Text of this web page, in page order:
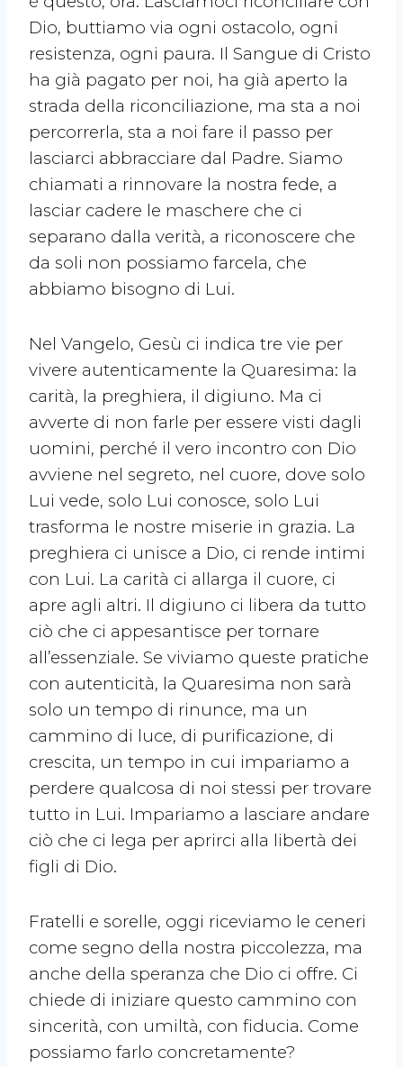
Dio, buttiamo via ogni ostacolo, ogni
resistenza, ogni paura. Il Sangue di Cristo
ha già pagato per noi, ha già aperto la
strada della riconciliazione, ma sta a noi
percorrerla, sta a noi fare il passo per
lasciarci abbracciare dal Padre. Siamo
chiamati a rinnovare la nostra fede, a
lasciar cadere le maschere che ci
separano dalla verità, a riconoscere che
da soli non possiamo farcela, che
abbiamo bisogno di Lui.
Nel Vangelo, Gesù ci indica tre vie per
vivere autenticamente la Quaresima: la
carità, la preghiera, il digiuno. Ma ci
avverte di non farle per essere visti dagli
uomini, perché il vero incontro con Dio
avviene nel segreto, nel cuore, dove solo
Lui vede, solo Lui conosce, solo Lui
trasforma le nostre miserie in grazia. La
preghiera ci unisce a Dio, ci rende intimi
con Lui. La carità ci allarga il cuore, ci
apre agli altri. Il digiuno ci libera da tutto
ciò che ci appesantisce per tornare
all’essenziale. Se viviamo queste pratiche
con autenticità, la Quaresima non sarà
solo un tempo di rinunce, ma un
cammino di luce, di purificazione, di
crescita, un tempo in cui impariamo a
perdere qualcosa di noi stessi per trovare
tutto in Lui. Impariamo a lasciare andare
ciò che ci lega per aprirci alla libertà dei
figli di Dio.
Fratelli e sorelle, oggi riceviamo le ceneri
come segno della nostra piccolezza, ma
anche della speranza che Dio ci offre. Ci
chiede di iniziare questo cammino con
sincerità, con umiltà, con fiducia. Come
possiamo farlo concretamente?